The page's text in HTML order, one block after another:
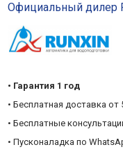
Официальный дилер
• Гарантия 1 год
• Бесплатная доставка
• Бесплатные
• Пусконаладка по